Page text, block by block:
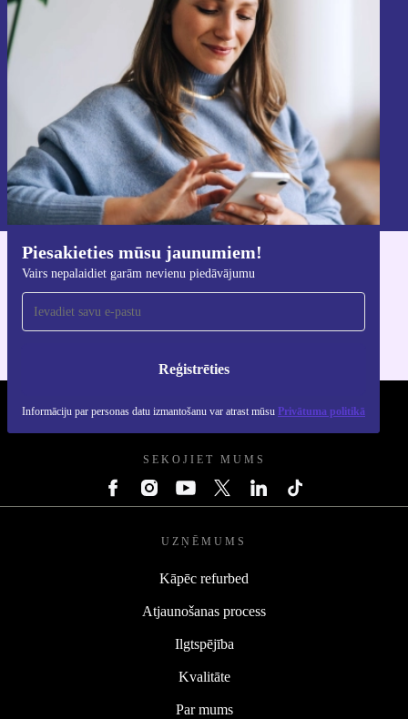
Piesakieties mūsu jaunumiem!
Vairs nepalaidiet garām nevienu piedāvājumu
Reģistrēties
Informāciju par personas datu izmantošanu var atrast mūsu Privātuma politikā
saņemšanai!
Nekad vairs nepalaidiet garām nevienu
piedāvājumu.
Reģistrēties
Informāciju par personas datu izmantošanu varat atrast mūsu
Privātuma politikā.
Lejupielādējiet refurbed lietotni
iOS un Android ierīcēm
REFURBED - RETHINK NEW.
SEKOJIET MUMS
UZŅĒMUMS
Kāpēc refurbed
Atjaunošanas process
Ilgtspējība
Kvalitāte
Par mums